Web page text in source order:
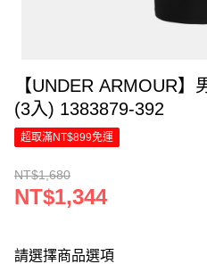
【UNDER ARMOUR
(3入) 1383879-392
超取滿NT$899免運
NT$1,680
NT$1,344
請選擇商品選項